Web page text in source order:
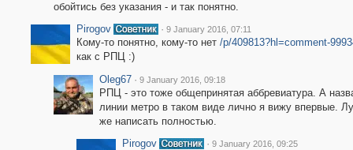
обойтись без указания - и так понятно.
Pirogov
· 9 January 2016, 07:11
Кому-то понятно, кому-то нет /p/409813?hl=comment-
как с РПЦ :)
Oleg67 · 9 January 2016, 09:18
РПЦ - это тоже общепринятая аббревиатура. А
линии метро в таком виде лично я вижу впервые.
же написать полностью.
Pirogov
· 9 January 2016, 09:25